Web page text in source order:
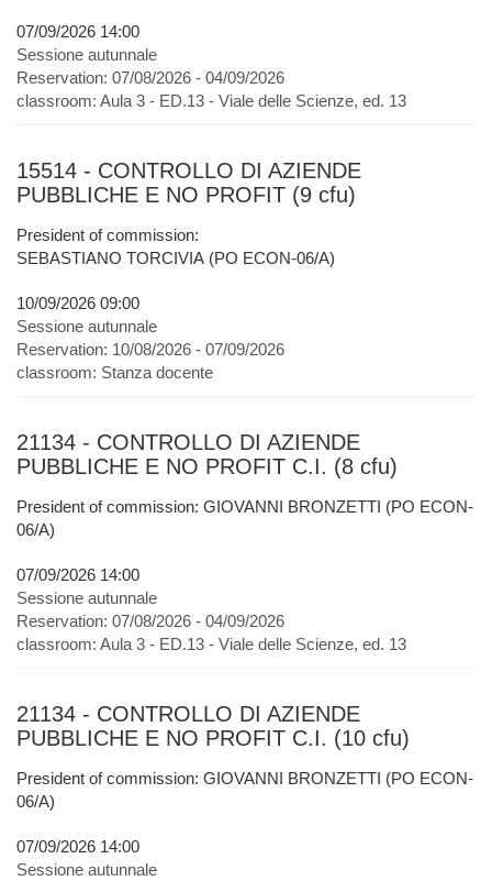
07/09/2026 14:00
Sessione autunnale
Reservation: 07/08/2026 - 04/09/2026
classroom: Aula 3 - ED.13 - Viale delle Scienze, ed. 13
15514 - CONTROLLO DI AZIENDE
PUBBLICHE E NO PROFIT (9 cfu)
President of commission:
SEBASTIANO TORCIVIA (PO ECON-06/A)
10/09/2026 09:00
Sessione autunnale
Reservation: 10/08/2026 - 07/09/2026
classroom: Stanza docente
21134 - CONTROLLO DI AZIENDE
PUBBLICHE E NO PROFIT C.I. (8 cfu)
President of commission: GIOVANNI BRONZETTI (PO ECON-
06/A)
07/09/2026 14:00
Sessione autunnale
Reservation: 07/08/2026 - 04/09/2026
classroom: Aula 3 - ED.13 - Viale delle Scienze, ed. 13
21134 - CONTROLLO DI AZIENDE
PUBBLICHE E NO PROFIT C.I. (10 cfu)
President of commission: GIOVANNI BRONZETTI (PO ECON-
06/A)
07/09/2026 14:00
Sessione autunnale